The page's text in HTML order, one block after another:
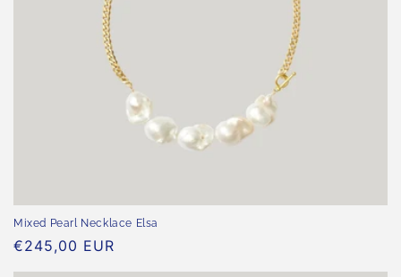
Mixed Pearl Necklace Elsa
Normaler
€245,00 EUR